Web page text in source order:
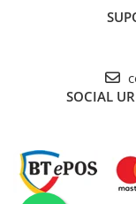
Interval de
Test de
Interval de
fază pentru
fază
SOCIAL